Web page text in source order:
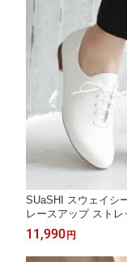
SUaSHI スウェイシ
レースアップ スト
ズ 女性 国産 疲れに
ド 軽量 黒 日本製 防
OO-SN-R2533]
11,990円